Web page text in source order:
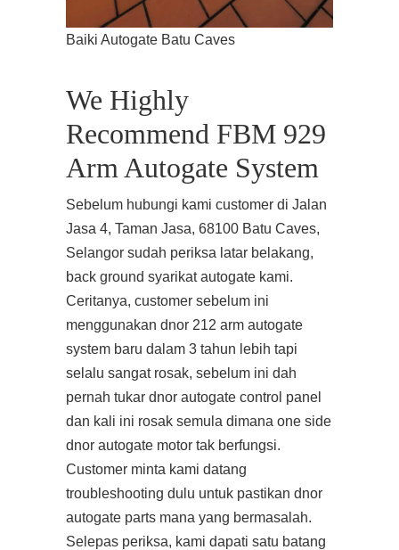
Baiki Autogate Batu Caves
We Highly
Recommend FBM 929
Arm Autogate System
Sebelum hubungi kami customer di Jalan
Jasa 4, Taman Jasa, 68100 Batu Caves,
Selangor sudah periksa latar belakang,
back ground syarikat autogate kami.
Ceritanya, customer sebelum ini
menggunakan dnor 212 arm autogate
system baru dalam 3 tahun lebih tapi
selalu sangat rosak, sebelum ini dah
pernah tukar dnor autogate control panel
dan kali ini rosak semula dimana one side
dnor autogate motor tak berfungsi.
Customer minta kami datang
troubleshooting dulu untuk pastikan dnor
autogate parts mana yang bermasalah.
Selepas periksa, kami dapati satu batang